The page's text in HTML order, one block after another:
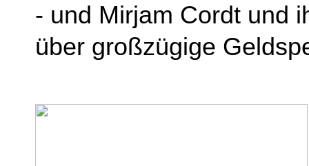
- und Mirjam Cordt und
über großzügige